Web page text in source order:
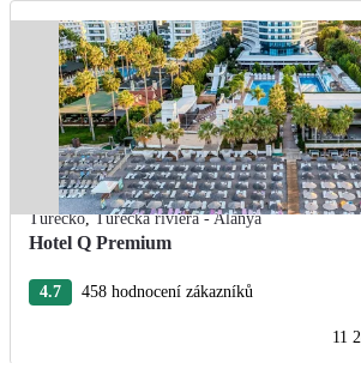
Turecko,Turecká riviéra - Alanya
Hotel Q Premium
4.7 458 hodnocení zákazníků
11